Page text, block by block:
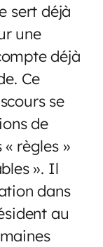
sert déjà
une
déjà
Ce
se
de
règles »
». Il
dans
au